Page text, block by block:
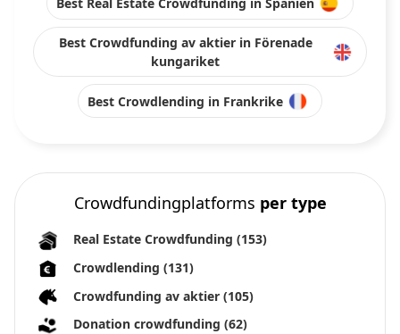
Best Crowdfunding av aktier in Förenade
kungariket
Best Crowdlending in Frankrike
Crowdfundingplatforms per type
Real Estate Crowdfunding (153)
Crowdlending (131)
Crowdfunding av aktier (105)
Donation crowdfunding (62)